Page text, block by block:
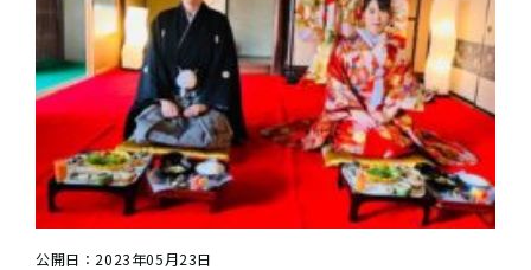
公開日：2023年05月23日